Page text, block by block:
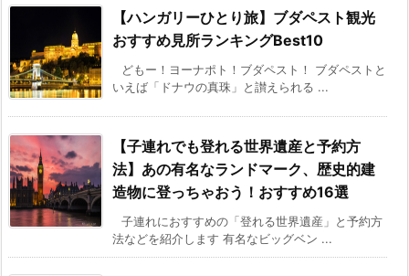
【ハンガリーひとり旅】ブダペスト観光
おすすめ見所ランキングBest10
どもー！ヨーナポト！ブダペスト！ ブダペストと
いえば「ドナウの真珠」と讃えられる ...
【子連れでも登れる世界遺産と予約方
法】あの有名なランドマーク、歴史的建
造物に登っちゃおう！おすすめ16選
子連れにおすすめの「登れる世界遺産」と予約方
法などを紹介します 有名なビッグベン ...